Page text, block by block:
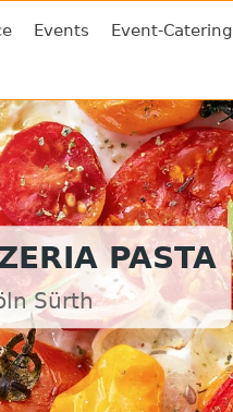
Events Event-Catering
PASTA
Sürth